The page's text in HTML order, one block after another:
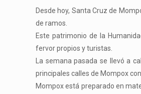
Desde hoy, Santa Cruz de
de ramos.
Este patrimonio de la
fervor propios y turistas.
La semana pasada se llevó a
principales calles de Mompox
Mompox está preparado en